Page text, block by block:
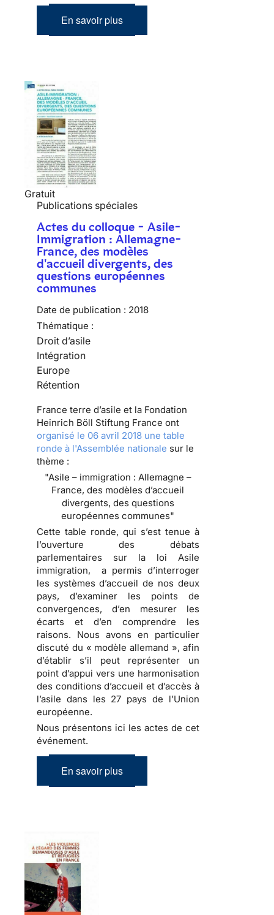
En savoir plus
Gratuit
Publications spéciales
Actes du colloque - Asile-
Immigration : Allemagne-
France, des modèles
d'accueil divergents, des
questions européennes
communes
Date de publication : 2018
Thématique :
Droit d’asile
Intégration
Europe
Rétention
France terre d’asile et la Fondation
Heinrich Böll Stiftung France ont
organisé le 06 avril 2018 une table
ronde à l'Assemblée nationale sur le
thème :
"Asile – immigration : Allemagne –
France, des modèles d’accueil
divergents, des questions
européennes communes"
Cette table ronde, qui s’est tenue à
l’ouverture des débats
parlementaires sur la loi Asile
immigration, a permis d’interroger
les systèmes d’accueil de nos deux
pays, d’examiner les points de
convergences, d’en mesurer les
écarts et d’en comprendre les
raisons. Nous avons en particulier
discuté du « modèle allemand », afin
d’établir s’il peut représenter un
point d’appui vers une harmonisation
des conditions d’accueil et d’accès à
l’asile dans les 27 pays de l’Union
européenne.
Nous présentons ici les actes de cet
événement.
En savoir plus